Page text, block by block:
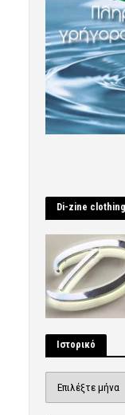
Di-zine clothing
Ιστορικό